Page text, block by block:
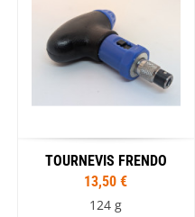
TOURNEVIS FRENDO
13,50 €
124 g